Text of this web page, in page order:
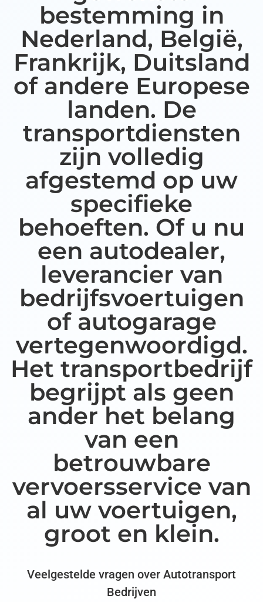
bestemming in
Nederland, België,
Frankrijk, Duitsland
of andere Europese
landen. De
transportdiensten
zijn volledig
afgestemd op uw
specifieke
behoeften. Of u nu
een autodealer,
leverancier van
bedrijfsvoertuigen
of autogarage
vertegenwoordigd.
Het transportbedrijf
begrijpt als geen
ander het belang
van een
betrouwbare
vervoersservice van
al uw voertuigen,
groot en klein.
Veelgestelde vragen over Autotransport
Bedrijven